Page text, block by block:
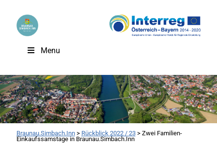
Menu
Braunau.Simbach.Inn> Rückblick 2022 / 23> Zwei Familien-
Einkaufssamstage in Braunau.Simbach.Inn